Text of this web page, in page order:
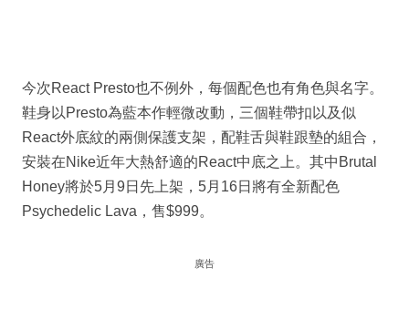
今次React Presto也不例外，每個配色也有角色與名字。
鞋身以Presto為藍本作輕微改動，三個鞋帶扣以及似
React外底紋的兩側保護支架，配鞋舌與鞋跟墊的組合，
安裝在Nike近年大熱舒適的React中底之上。其中Brutal
Honey將於5月9日先上架，5月16日將有全新配色
Psychedelic Lava，售$999。
廣告